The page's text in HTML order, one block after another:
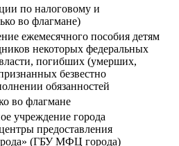
по налоговому и
во флагмане)
ежемесячного пособия детям
некоторых федеральных
погибших (умерших,
безвестно
обязанностей
во флагмане
учреждение города
предоставления
(ГБУ МФЦ города)